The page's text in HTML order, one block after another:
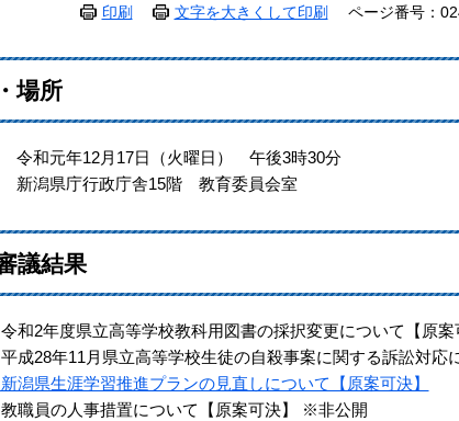
印刷 文字を大きくして印刷 ページ番号：
場所
和元年12月17日（火曜日） 午後3時30分
潟県庁行政庁舎15階 教育委員会室
議結果
和2年度県立高等学校教科用図書の採択変更について【原
成28年11月県立高等学校生徒の自殺事案に関する訴訟対応
潟県生涯学習推進プランの見直しについて【原案可決】
職員の人事措置について【原案可決】 ※非公開